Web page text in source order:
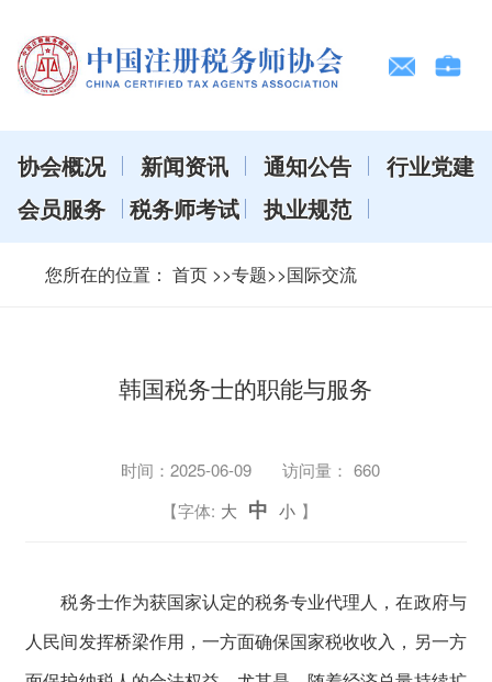
协会概况 新闻资讯 通知公告
行业党建
会员服务
税务师考试 执业规范
您所在的位置： 首页 >>专题>>国际交流
韩国税务士的职能与服务
时间：2025-06-09 访问量： 660
【字体: 大 中 小 】
税务士作为获国家认定的税务专业代理人，在政府与
人民间发挥桥梁作用，一方面确保国家税收收入，另一方